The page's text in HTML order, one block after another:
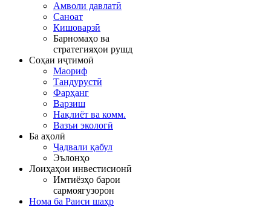
Амволи давлатӣ
Саноат
Кишоварзӣ
Барномаҳо ва
стратегияҳои рушд
Соҳаи иҷтимоӣ
Маориф
Тандурустӣ
Фарҳанг
Варзиш
Нақлиёт ва комм.
Вазъи экологӣ
Ба аҳолӣ
Ҷадвали қабул
Эълонҳо
Лоиҳаҳои инвестисионӣ
Имтиёзҳо барои
сармоягузорон
Нома ба Раиси шаҳр